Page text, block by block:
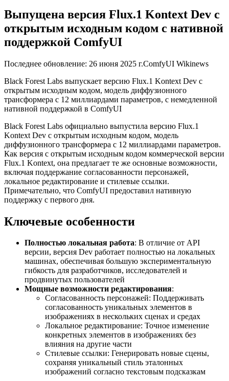
Выпущена версия Flux.1 Kontext Dev с
открытым исходным кодом с нативной
поддержкой ComfyUI
Последнее обновление: 26 июня 2025 г.ComfyUI Wikinews
Black Forest Labs выпускает версию Flux.1 Kontext Dev с
открытым исходным кодом, модель диффузионного
трансформера с 12 миллиардами параметров, с немедленной
нативной поддержкой в ComfyUI
Black Forest Labs официально выпустила версию Flux.1
Kontext Dev с открытым исходным кодом, модель
диффузионного трансформера с 12 миллиардами параметров.
Как версия с открытым исходным кодом коммерческой версии
Flux.1 Kontext, она предлагает те же основные возможности,
включая поддержание согласованности персонажей,
локальное редактирование и стилевые ссылки.
Примечательно, что ComfyUI предоставил нативную
поддержку с первого дня.
Ключевые особенности
Полностью локальная работа: В отличие от API
версии, версия Dev работает полностью на локальных
машинах, обеспечивая большую экспериментальную
гибкость для разработчиков, исследователей и
продвинутых пользователей
Мощные возможности редактирования:
Согласованность персонажей: Поддерживать
согласованность уникальных элементов в
изображениях в нескольких сценах и средах
Локальное редактирование: Точное изменение
конкретных элементов в изображениях без
влияния на другие части
Стилевые ссылки: Генерировать новые сцены,
сохраняя уникальный стиль эталонных
изображений согласно текстовым подсказкам